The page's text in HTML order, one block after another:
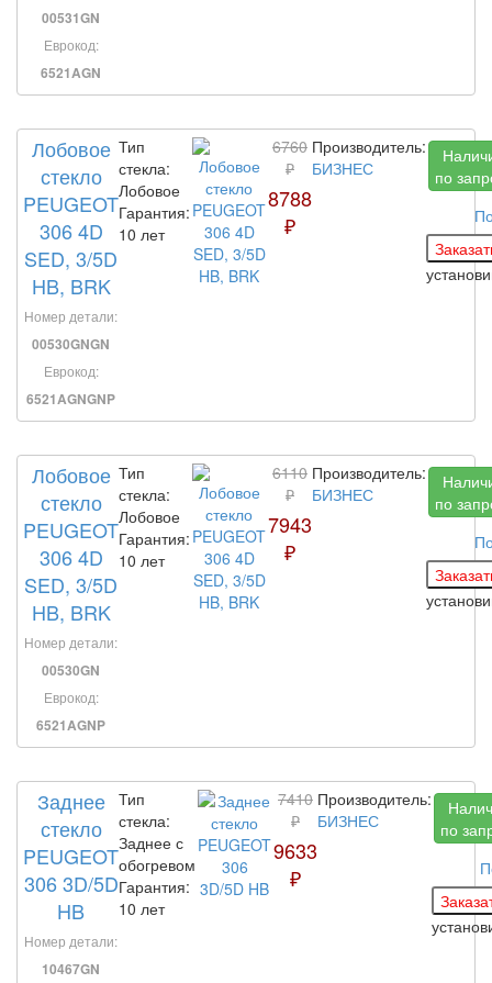
00531GN
Еврокод:
6521AGN
Лобовое
стекло
PEUGEOT
306 4D
SED, 3/5D
HB, BRK
Номер детали:
00530GNGN
Еврокод:
6521AGNGNP
Тип
стекла:
Лобовое
Гарантия:
10 лет
6760
₽
8788
₽
Производитель:
БИЗНЕС
по
Лобовое
стекло
PEUGEOT
306 4D
SED, 3/5D
HB, BRK
Номер детали:
00530GN
Еврокод:
6521AGNP
Тип
стекла:
Лобовое
Гарантия:
10 лет
6110
₽
7943
₽
Производитель:
БИЗНЕС
по
Заднее
стекло
PEUGEOT
306 3D/5D
HB
Номер детали:
10467GN
Тип
стекла:
Заднее с
обогревом
Гарантия:
10 лет
7410
₽
9633
₽
Производитель:
БИЗНЕС
по